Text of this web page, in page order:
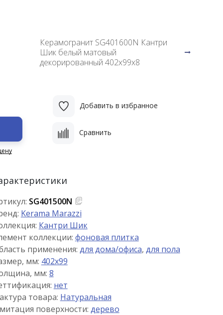
Керамогранит SG401600N Кантри
Шик белый матовый
декорированный 402х99х8
Добавить в избранное
Сравнить
SG401500N
Kerama Marazzi
Кантри Шик
коллекции: фоновая плитка
применения: для дома/офиса, для пола
мм: 402x99
мм: 8
нет
товара: Натуральная
поверхности: дерево